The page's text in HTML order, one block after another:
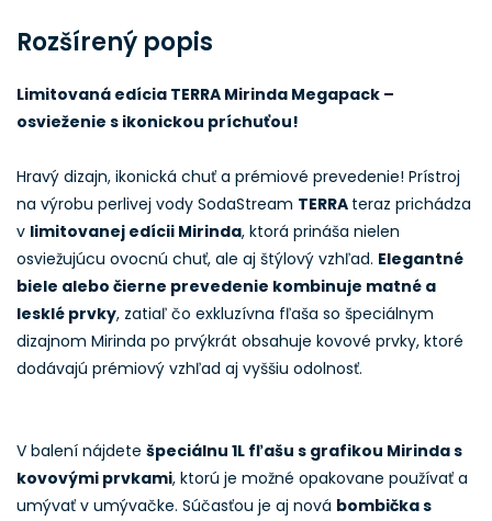
Rozšírený popis
Limitovaná edícia TERRA Mirinda Megapack –
osvieženie s ikonickou príchuťou!
Hravý dizajn, ikonická chuť a prémiové prevedenie! Prístroj
na výrobu perlivej vody SodaStream TERRA teraz prichádza
v limitovanej edícii Mirinda, ktorá prináša nielen
osviežujúcu ovocnú chuť, ale aj štýlový vzhľad. Elegantné
biele alebo čierne prevedenie kombinuje matné a
lesklé prvky, zatiaľ čo exkluzívna fľaša so špeciálnym
dizajnom Mirinda po prvýkrát obsahuje kovové prvky, ktoré
dodávajú prémiový vzhľad aj vyššiu odolnosť.
V balení nájdete špeciálnu 1L fľašu s grafikou Mirinda s
kovovými prvkami, ktorú je možné opakovane používať a
umývať v umývačke. Súčasťou je aj nová bombička s